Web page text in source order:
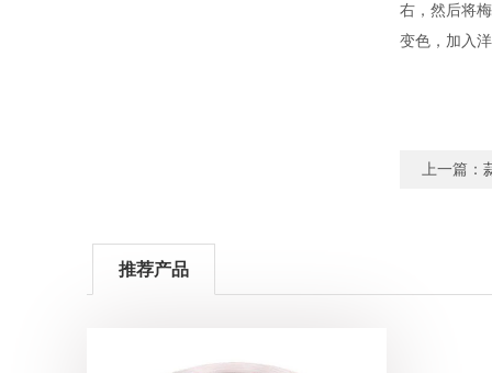
右，然后将
变色，加入
上一篇：
推荐产品